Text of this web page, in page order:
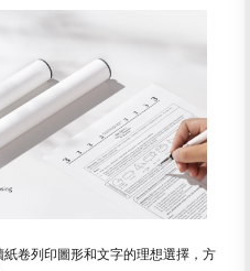
卷列印圖形和文字的理想選擇，方